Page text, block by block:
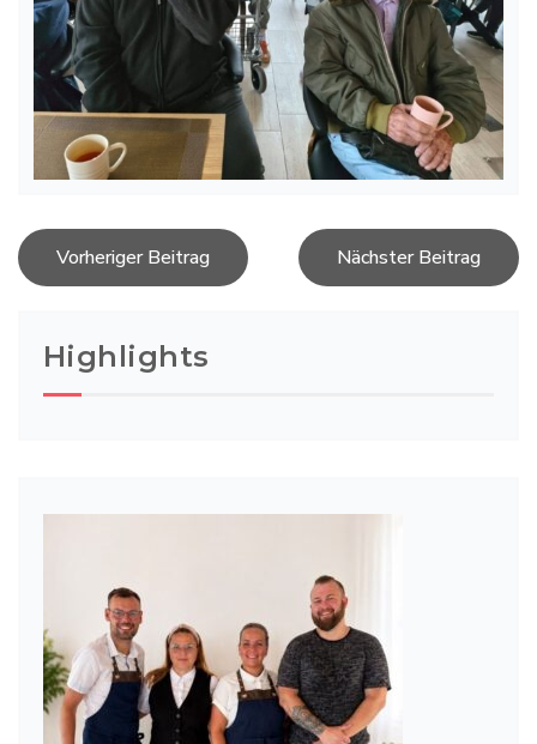
Post
navigation
Vorheriger Beitrag Nächster Beitrag
Highlights